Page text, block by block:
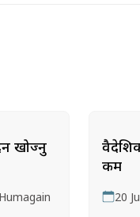
खोज्नु
कम
20